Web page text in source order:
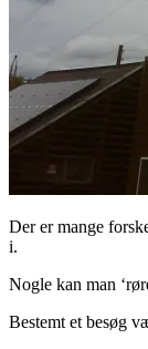
Der er mange
i.
Nogle kan man
Bestemt et besøg